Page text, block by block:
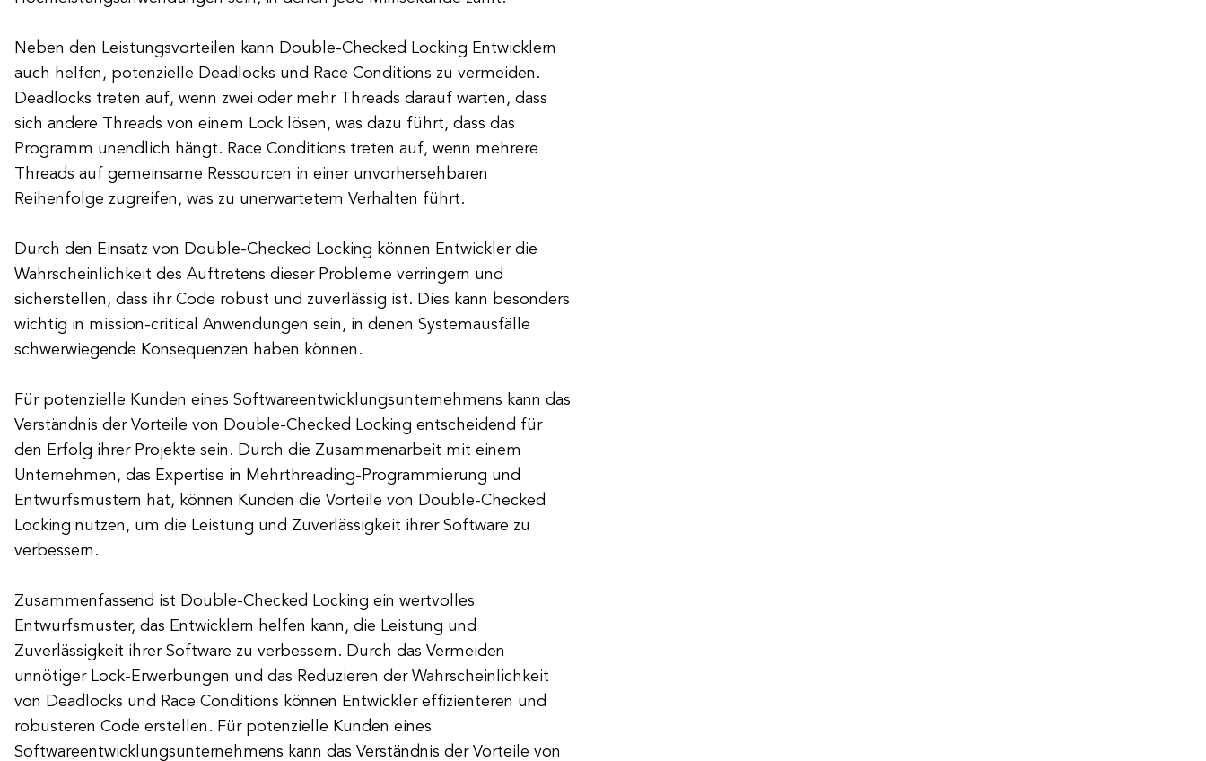
Neben den Leistungsvorteilen kann Double-Checked Locking Entwicklern
auch helfen, potenzielle Deadlocks und Race Conditions zu vermeiden.
Deadlocks treten auf, wenn zwei oder mehr Threads darauf warten, dass
sich andere Threads von einem Lock lösen, was dazu führt, dass das
Programm unendlich hängt. Race Conditions treten auf, wenn mehrere
Threads auf gemeinsame Ressourcen in einer unvorhersehbaren
Reihenfolge zugreifen, was zu unerwartetem Verhalten führt.
Durch den Einsatz von Double-Checked Locking können Entwickler die
Wahrscheinlichkeit des Auftretens dieser Probleme verringern und
sicherstellen, dass ihr Code robust und zuverlässig ist. Dies kann besonders
wichtig in mission-critical Anwendungen sein, in denen Systemausfälle
schwerwiegende Konsequenzen haben können.
Für potenzielle Kunden eines Softwareentwicklungsunternehmens kann das
Verständnis der Vorteile von Double-Checked Locking entscheidend für
den Erfolg ihrer Projekte sein. Durch die Zusammenarbeit mit einem
Unternehmen, das Expertise in Mehrthreading-Programmierung und
Entwurfsmustern hat, können Kunden die Vorteile von Double-Checked
Locking nutzen, um die Leistung und Zuverlässigkeit ihrer Software zu
verbessern.
Zusammenfassend ist Double-Checked Locking ein wertvolles
Entwurfsmuster, das Entwicklern helfen kann, die Leistung und
Zuverlässigkeit ihrer Software zu verbessern. Durch das Vermeiden
unnötiger Lock-Erwerbungen und das Reduzieren der Wahrscheinlichkeit
von Deadlocks und Race Conditions können Entwickler effizienteren und
robusteren Code erstellen. Für potenzielle Kunden eines
Softwareentwicklungsunternehmens kann das Verständnis der Vorteile von